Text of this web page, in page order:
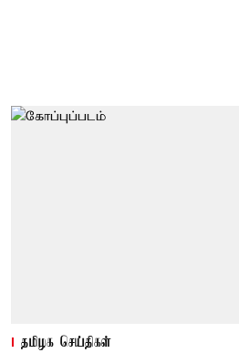
தமிழக செய்திகள்